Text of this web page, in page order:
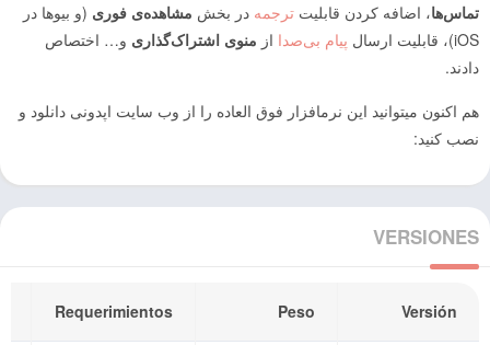
تماس‌ها، اضافه کردن قابلیت ترجمه در بخش مشاهده‌ی فوری (و بیوها در
iOS)، قابلیت ارسال
پیام بی‌صدا از منوی اشتراک‌گذاری و… اختصاص
دادند.
هم اکنون میتوانید این نرمافزار فوق العاده را از وب سایت اپدونی دانلود و
نصب کنید:
VERSIONES
Versión
Peso
Requerimientos